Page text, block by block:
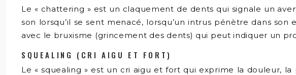
Le « chattering » est un claquement de dents qui signale un
son lorsqu’il se sent menacé, lorsqu’un intrus pénètre dans
avec le bruxisme (grincement des dents) qui peut indiquer un
SQUEALING (CRI AIGU ET FORT)
Le « squealing » est un cri aigu et fort qui exprime la douleur,